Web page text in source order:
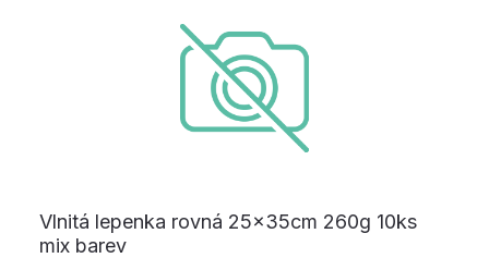
Vlnitá lepenka rovná 25x35cm 260g 10ks
mix barev